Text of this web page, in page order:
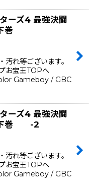
ーズ4 最強決闘
巻
れ等ございます。
宝王TOPへ
Gameboy / GBC
ーズ4 最強決闘
下巻 -2
れ等ございます。
宝王TOPへ
Gameboy / GBC